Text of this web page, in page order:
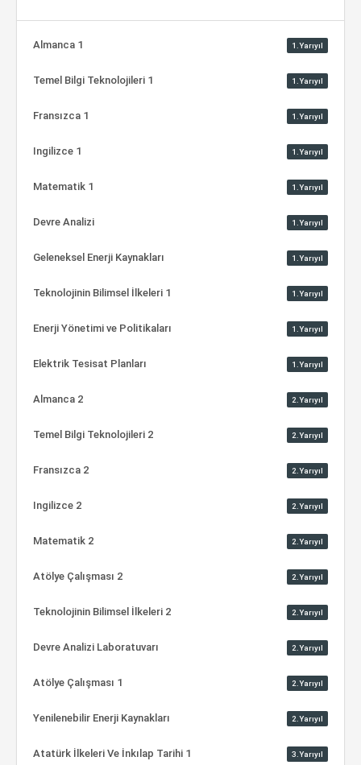
Almanca 1 1.Yarıyıl
Temel Bilgi Teknolojileri 1 1.Yarıyıl
Fransızca 1 1.Yarıyıl
Ingilizce 1 1.Yarıyıl
Matematik 1 1.Yarıyıl
Devre Analizi 1.Yarıyıl
Geleneksel Enerji Kaynakları 1.Yarıyıl
Teknolojinin Bilimsel İlkeleri 1 1.Yarıyıl
Enerji Yönetimi ve Politikaları 1.Yarıyıl
Elektrik Tesisat Planları 1.Yarıyıl
Almanca 2 2.Yarıyıl
Temel Bilgi Teknolojileri 2 2.Yarıyıl
Fransızca 2 2.Yarıyıl
Ingilizce 2 2.Yarıyıl
Matematik 2 2.Yarıyıl
Atölye Çalışması 2 2.Yarıyıl
Teknolojinin Bilimsel İlkeleri 2 2.Yarıyıl
Devre Analizi Laboratuvarı 2.Yarıyıl
Atölye Çalışması 1 2.Yarıyıl
Yenilenebilir Enerji Kaynakları 2.Yarıyıl
Atatürk İlkeleri Ve İnkılap Tarihi 1 3.Yarıyıl